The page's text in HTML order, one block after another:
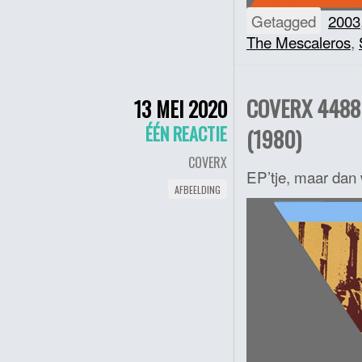
Getagged 2003
The Mescaleros,
13 MEI 2020
ÉÉN REACTIE
COVERX
AFBEELDING
COVERX
(1980)
EP’tje, maar